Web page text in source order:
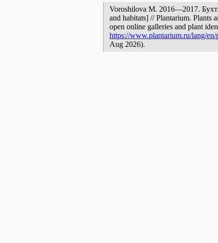
Voroshilova M. 2016—2017.
and habitats] // Plantarium. Plants
open online galleries and plant
https://www.plantarium.ru/lang/
Aug 2026).